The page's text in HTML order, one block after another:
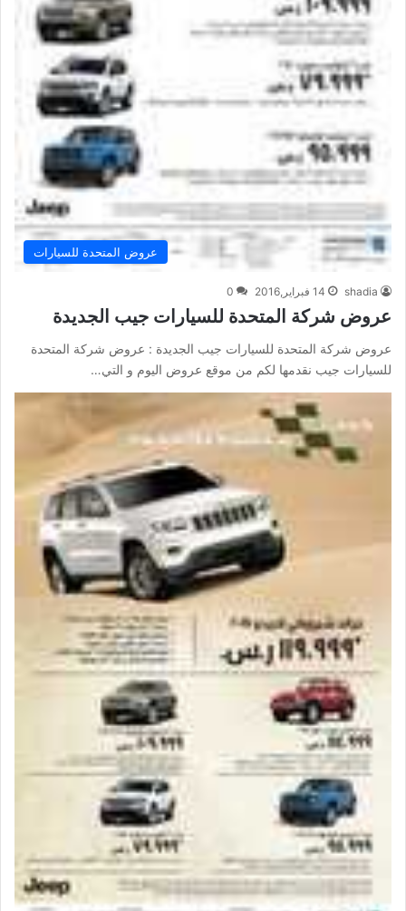
عروض المتحدة للسيارات
shadia 14 فبراير,2016 0
عروض شركة المتحدة للسيارات جيب الجديدة
عروض شركة المتحدة للسيارات جيب الجديدة : عروض شركة المتحدة
للسيارات جيب نقدمها لكم من موقع عروض اليوم و التي…